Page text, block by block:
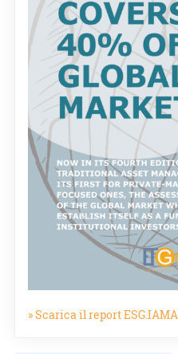
» Scarica il report ESG.IAMA